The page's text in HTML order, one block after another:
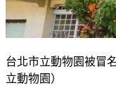
台北市立動物園被冒
立動物園）